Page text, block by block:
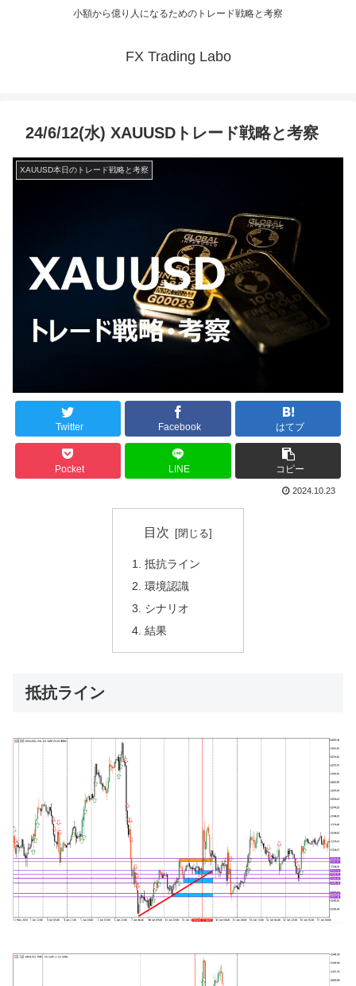
小額から億り人になるためのトレード戦略と考察
FX Trading Labo
24/6/12(水) XAUUSDトレード戦略と考察
XAUUSD本日のトレード戦略と考察
Twitter Facebook はてブ
Pocket LINE コピー
2024.10.23
目次
抵抗ライン
環境認識
シナリオ
結果
抵抗ライン